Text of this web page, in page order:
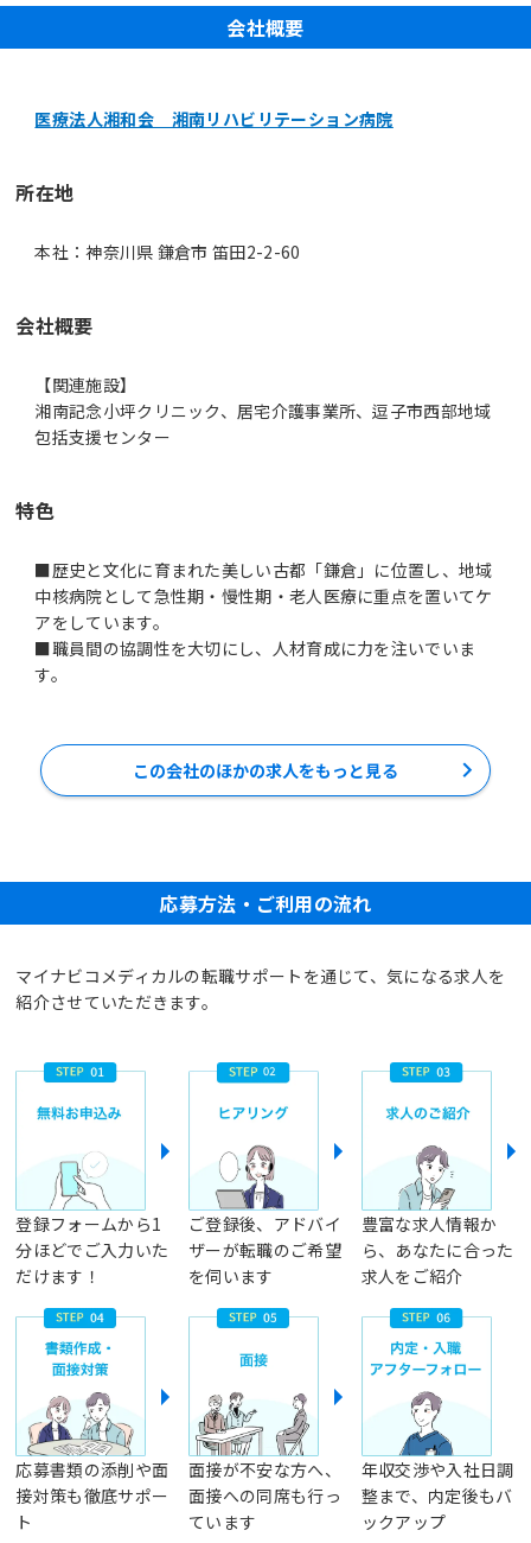
会社概要
医療法人湘和会 湘南リハビリテーション病院
所在地
本社：神奈川県 鎌倉市 笛田2-2-60
会社概要
【関連施設】
湘南記念小坪クリニック、居宅介護事業所、逗子市西部地域
包括支援センター
特色
■歴史と文化に育まれた美しい古都「鎌倉」に位置し、地域
中核病院として急性期・慢性期・老人医療に重点を置いてケ
アをしています。
■職員間の協調性を大切にし、人材育成に力を注いでいま
す。
この会社のほかの求人をもっと見る
応募方法・ご利用の流れ
マイナビコメディカルの転職サポートを通じて、気になる求人を
紹介させていただきます。
登録フォームから1
分ほどでご入力いた
だけます！
ご登録後、アドバイ
ザーが転職のご希望
を伺います
豊富な求人情報か
ら、あなたに合った
求人をご紹介
応募書類の添削や面
接対策も徹底サポー
ト
面接が不安な方へ、
面接への同席も行っ
ています
年収交渉や入社日調
整まで、内定後もバ
ックアップ